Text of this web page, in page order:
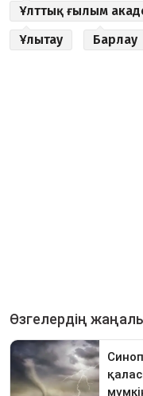
Ұлттық ғылым
Ұлытау
Барлау